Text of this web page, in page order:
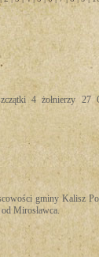
4 żołnierzy 27
gminy Kalisz
Mirosławca.